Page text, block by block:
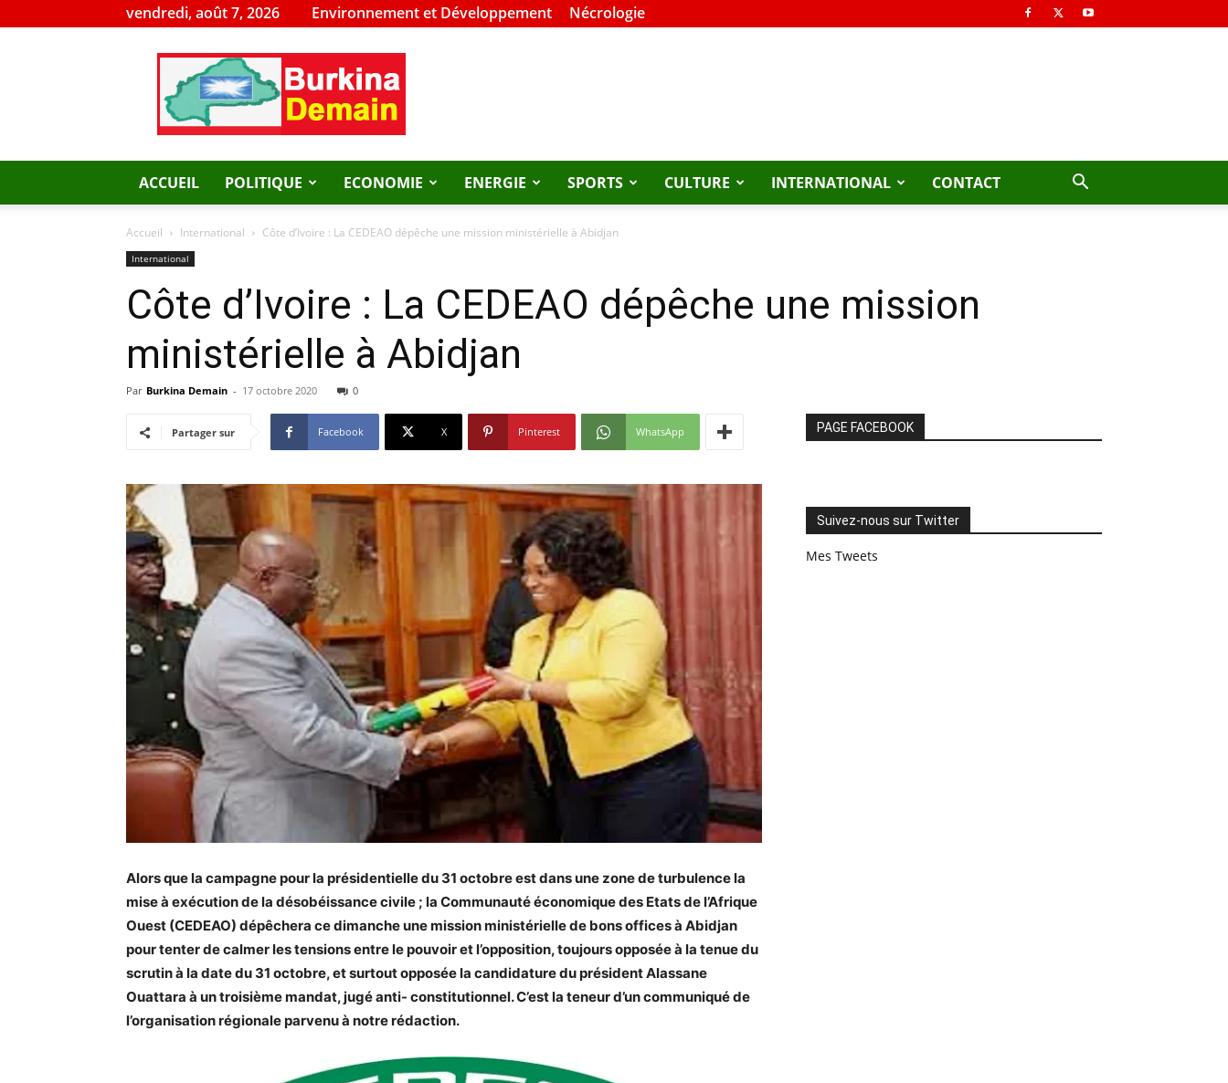
vendredi, août 7, 2026 Environnement et Développement Nécrologie
Burkina
Demain
ACCUEIL POLITIQUE ECONOMIE ENERGIE SPORTS CULTURE INTERNATIONAL CONTACT
Accueil International Côte d’Ivoire : La CEDEAO dépêche une mission ministérielle à Abidjan
International
Côte d’Ivoire : La CEDEAO dépêche une mission
ministérielle à Abidjan
Par Burkina Demain - 17 octobre 2020 0
Partager sur Facebook X Pinterest WhatsApp
Alors que la campagne pour la présidentielle du 31 octobre est dans une zone de turbulence la
mise à exécution de la désobéissance civile ; la Communauté économique des Etats de l’Afrique
Ouest (CEDEAO) dépêchera ce dimanche une mission ministérielle de bons offices à Abidjan
pour tenter de calmer les tensions entre le pouvoir et l’opposition, toujours opposée à la tenue du
scrutin à la date du 31 octobre, et surtout opposée la candidature du président Alassane
Ouattara à un troisième mandat, jugé anti- constitutionnel. C’est la teneur d’un communiqué de
l’organisation régionale parvenu à notre rédaction.
PAGE FACEBOOK
Suivez-nous sur Twitter
Mes Tweets